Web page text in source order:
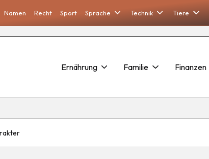
Namen Recht Sport Sprache Technik Tiere
Ernährung Familie Finanzen